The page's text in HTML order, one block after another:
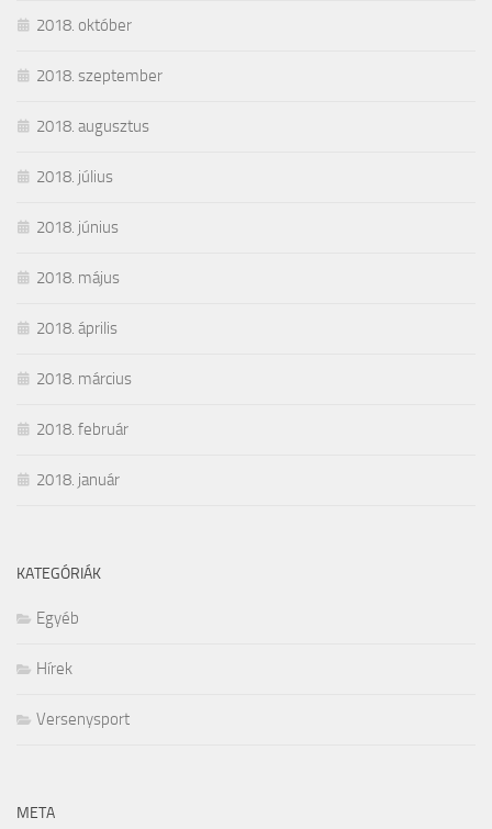
2018. október
2018. szeptember
2018. augusztus
2018. július
2018. június
2018. május
2018. április
2018. március
2018. február
2018. január
KATEGÓRIÁK
Egyéb
Hírek
Versenysport
META